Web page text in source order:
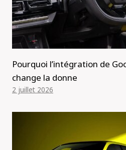
Pourquoi l’intégration de
change la donne
2 juillet 2026